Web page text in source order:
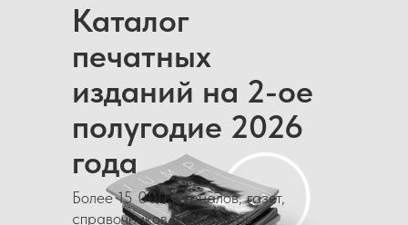
Каталог
печатных
изданий на 2-ое
полугодие 2026
года
Более 15 000 журналов, газет,
справочников и каталогов